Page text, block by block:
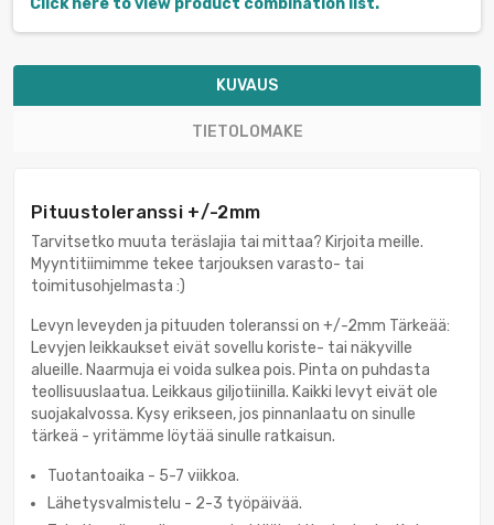
Click here to view product combination list.
KUVAUS
TIETOLOMAKE
Pituustoleranssi +/-2mm
Tarvitsetko muuta teräslajia tai mittaa? Kirjoita meille.
Myyntitiimimme tekee tarjouksen varasto- tai
toimitusohjelmasta :)
Levyn leveyden ja pituuden toleranssi on +/-2mm Tärkeää:
Levyjen leikkaukset eivät sovellu koriste- tai näkyville
alueille. Naarmuja ei voida sulkea pois. Pinta on puhdasta
teollisuuslaatua. Leikkaus giljotiinilla. Kaikki levyt eivät ole
suojakalvossa. Kysy erikseen, jos pinnanlaatu on sinulle
tärkeä - yritämme löytää sinulle ratkaisun.
Tuotantoaika - 5-7 viikkoa.
Lähetysvalmistelu - 2-3 työpäivää.